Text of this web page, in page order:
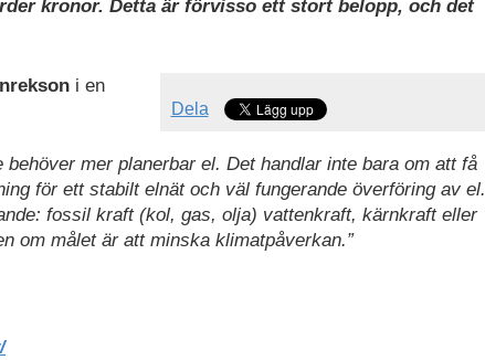
kronor. Detta är förvisso ett stort belopp, och det
Dela
i en
mer planerbar el. Det handlar inte bara om att få
för ett stabilt elnät och väl fungerande överföring av el.
fossil kraft (kol, gas, olja) vattenkraft, kärnkraft eller
om målet är att minska klimatpåverkan.”